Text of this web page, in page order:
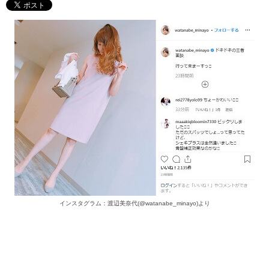
インスタグラム：渡辺美奈代(@watanabe_minayo)より